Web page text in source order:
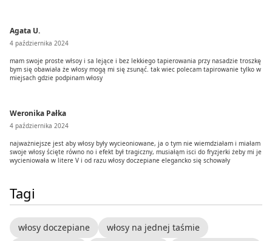
Agata U.
4 października 2024
mam swoje proste włsoy i sa lejące i bez lekkiego tapierowania przy nasadzie troszkę
bym się obawiała że włosy mogą mi się zsunąć. tak wiec polecam tapirowanie tylko w
miejsach gdzie podpinam włosy
Weronika Pałka
4 października 2024
najważniejsze jest aby włosy były wycieoniowane, ja o tym nie wiemdziałam i miałam
swoje włosy ścięte równo no i efekt był tragiczny, musiałąm isci do fryzjerki żeby mi je
wycieniowała w litere V i od razu włosy doczepiane elegancko się schowały
Tagi
włosy doczepiane
włosy na jednej taśmie